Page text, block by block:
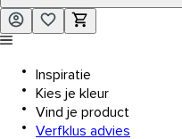
Inspiratie
Kies je kleur
Vind je product
Verfklus advies